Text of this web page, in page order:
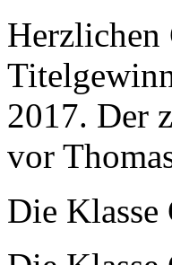
Herzlichen
2017. Der
vor
Die